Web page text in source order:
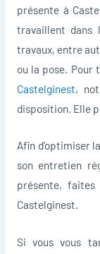
présente à
travaillent dans
travaux, entre
ou la pose. Pour
Castelginest,
disposition. Elle
Afin d’optimiser
son entretien
présente, faites
Castelginest.
Si vous vous